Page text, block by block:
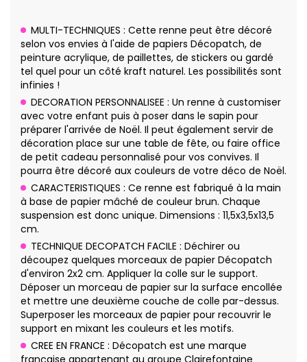
MULTI-TECHNIQUES : Cette renne peut être décoré
selon vos envies à l'aide de papiers Décopatch, de
peinture acrylique, de paillettes, de stickers ou gardé
tel quel pour un côté kraft naturel. Les possibilités sont
infinies !
DECORATION PERSONNALISEE : Un renne à customiser
avec votre enfant puis à poser dans le sapin pour
préparer l'arrivée de Noël. Il peut également servir de
décoration place sur une table de fête, ou faire office
de petit cadeau personnalisé pour vos convives. Il
pourra être décoré aux couleurs de votre déco de Noël.
CARACTERISTIQUES : Ce renne est fabriqué à la main
à base de papier mâché de couleur brun. Chaque
suspension est donc unique. Dimensions : 11,5x3,5x13,5
cm.
TECHNIQUE DECOPATCH FACILE : Déchirer ou
découpez quelques morceaux de papier Décopatch
d'environ 2x2 cm. Appliquer la colle sur le support.
Déposer un morceau de papier sur la surface encollée
et mettre une deuxième couche de colle par-dessus.
Superposer les morceaux de papier pour recouvrir le
support en mixant les couleurs et les motifs.
CREE EN FRANCE : Décopatch est une marque